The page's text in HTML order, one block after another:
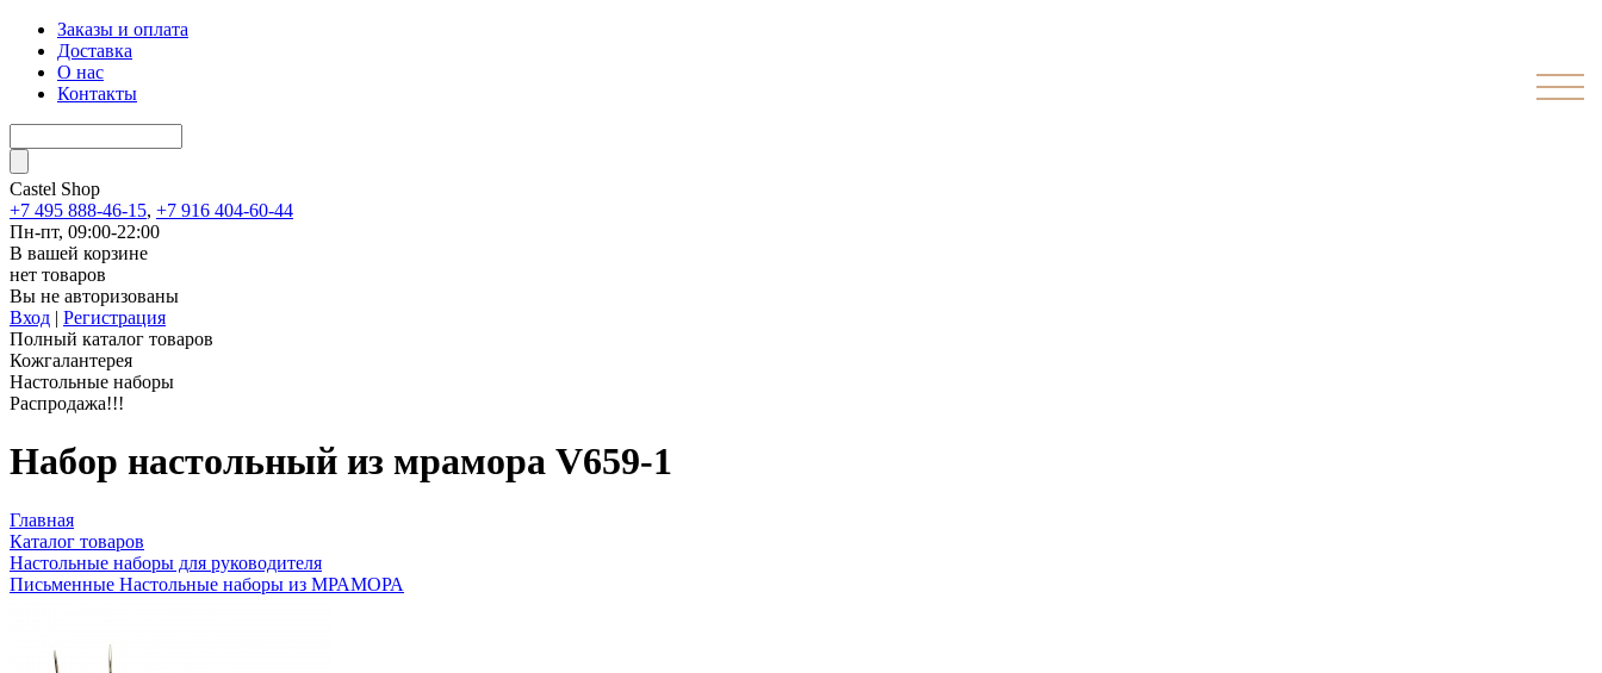
Заказы и оплата
Доставка
О нас
Контакты
Castel Shop
+7 495 888-46-15, +7 916 404-60-44
Пн-пт, 09:00-22:00
В вашей корзине
нет товаров
Вы не авторизованы
Вход | Регистрация
Полный каталог товаров
Кожгалантерея
Настольные наборы
Распродажа!!!
Набор настольный из мрамора V659-1
Главная
Каталог товаров
Настольные наборы для руководителя
Письменные Настольные наборы из МРАМОРА